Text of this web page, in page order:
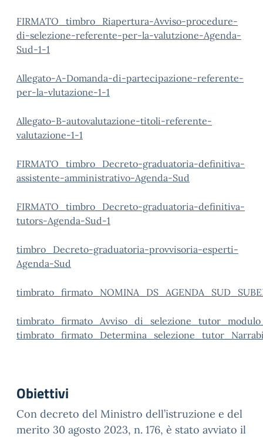
FIRMATO_timbro_Riapertura-Avviso-procedure-
di-selezione-referente-per-la-valutzione-Agenda-
Sud-1-1
Allegato-A-Domanda-di-partecipazione-referente-
per-la-vlutazione-1-1
Allegato-B-autovalutazione-titoli-referente-
valutazione-1-1
FIRMATO_timbro_Decreto-graduatoria-definitiva-
assistente-amministrativo-Agenda-Sud
FIRMATO_timbro_Decreto-graduatoria-definitiva-
tutors-Agenda-Sud-1
timbro_Decreto-graduatoria-provvisoria-esperti-
Agenda-Sud
Obiettivi
Con decreto del Ministro dell’istruzione e del
merito 30 agosto 2023, n. 176, è stato avviato il